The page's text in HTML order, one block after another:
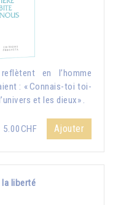
en l’homme
: « Connais-toi toi-
et les dieux» .
5.00CHF Ajouter
la liberté